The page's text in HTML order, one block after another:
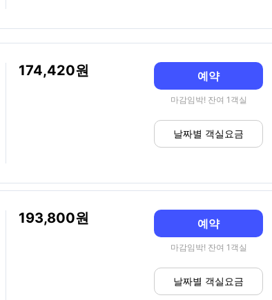
174,420 예약
마감임박! 잔여 1객실
날짜별 객실요금
193,800 예약
마감임박! 잔여 1객실
날짜별 객실요금